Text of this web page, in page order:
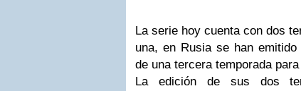
La serie hoy cuenta con dos
una, en Rusia se han
de una tercera temporada
La edición de sus dos